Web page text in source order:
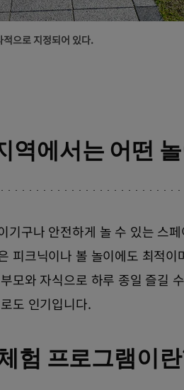
으로 지정되어 있다.
역에서는 어떤
기구나 안전하게 놀 수 있는 스
피크닉이나 볼 놀이에도 최적
모와 자식으로 하루 종일 즐길
도 인기입니다.
험 프로그램이